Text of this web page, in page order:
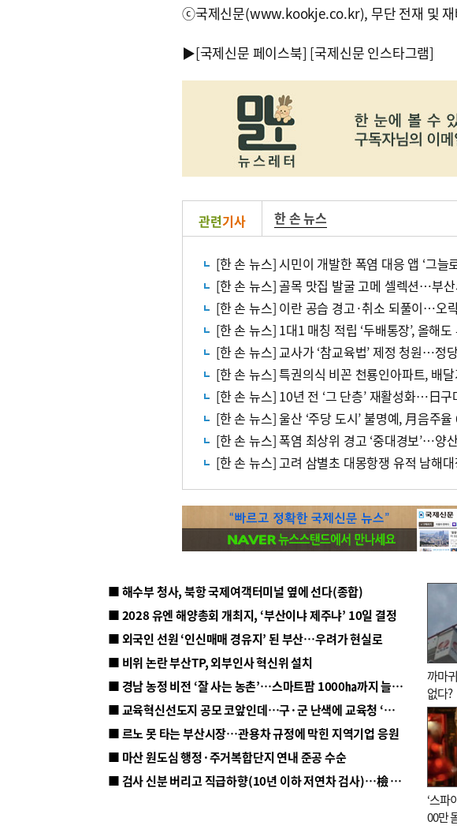
ⓒ국제신문(www.kookje.co.kr), 무단 전재 및 재
▶[국제신문 페이스북] [국제신문 인스타그램]
관련기사 한 손 뉴스
[한 손 뉴스] 시민이 개발한 폭염 대응 앱 ‘그늘
[한 손 뉴스] 골목 맛집 발굴 고메 셀렉션…부
[한 손 뉴스] 이란 공습 경고·취소 되풀이…오
[한 손 뉴스] 1대1 매칭 적립 ‘두배통장’, 올해
[한 손 뉴스] 교사가 ‘참교육법’ 제정 청원…정
[한 손 뉴스] 특권의식 비꼰 천룡인아파트, 배
[한 손 뉴스] 10년 전 ‘그 단층’ 재활성화…日
[한 손 뉴스] 울산 ‘주당 도시’ 불명예, 月음주
[한 손 뉴스] 폭염 최상위 경고 ‘중대경보’…양
[한 손 뉴스] 고려 삼별초 대몽항쟁 유적 남해
■ 해수부 청사, 북항 국제여객터미널 옆에 선다(종합)
■ 2028 유엔 해양총회 개최지, ‘부산이냐 제주냐’ 10일 결정
■ 외국인 선원 ‘인신매매 경유지’ 된 부산…우려가 현실로
■ 비위 논란 부산TP, 외부인사 혁신위 설치
■ 경남 농정 비전 ‘잘 사는 농촌’…스마트팜 1000㏊까지 늘린다
■ 교육혁신선도지 공모 코앞인데…구·군 난색에 교육청 ‘쩔쩔’
■ 르노 못 타는 부산시장…관용차 규정에 막힌 지역기업 응원
■ 마산 원도심 행정·주거복합단지 연내 준공 수순
■ 검사 신분 버리고 직급하향(10년 이하 저연차 검사)…檢 중수청행 기피
까마
없다?
‘스파
00만